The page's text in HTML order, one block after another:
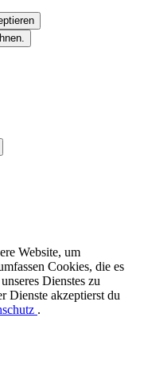
Website, um
Cookies, die es
Dienstes zu
Dienste akzeptierst du
.